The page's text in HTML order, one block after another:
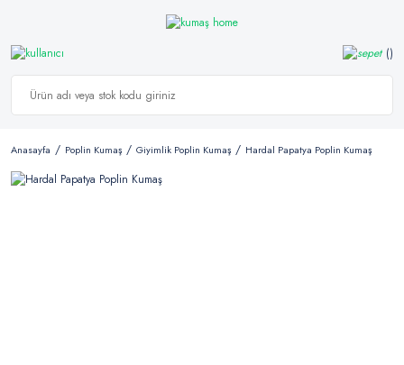
Anasayfa Poplin Kumaş Giyimlik Poplin Kumaş Hardal Papatya Poplin Kumaş